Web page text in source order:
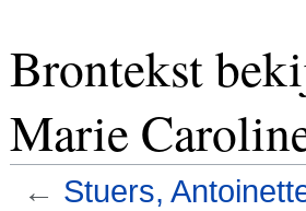
Brontekst
Marie
← Stuers,